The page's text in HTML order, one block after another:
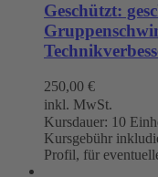
Geschützt:
250,00 €
inkl. MwSt.
Kursdauer: 10
Kursgebühr
Profil, für